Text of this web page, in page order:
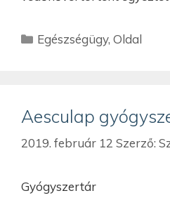
Egészségügy,Oldal
Aesculap
2019. február 12 Szerző:
Gyógyszertár